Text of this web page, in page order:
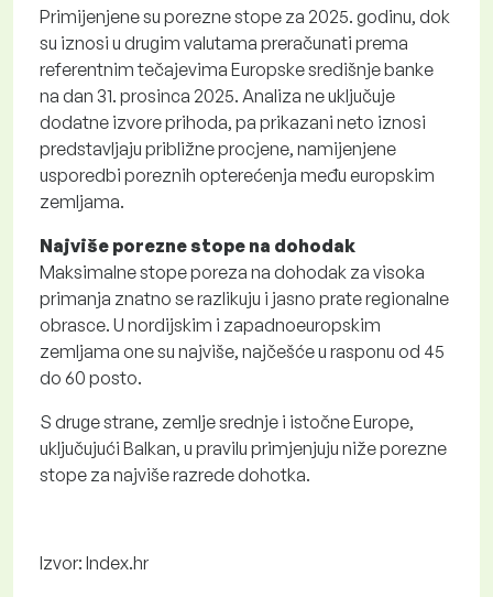
Primijenjene su porezne stope za 2025. godinu, dok
su iznosi u drugim valutama preračunati prema
referentnim tečajevima Europske središnje banke
na dan 31. prosinca 2025. Analiza ne uključuje
dodatne izvore prihoda, pa prikazani neto iznosi
predstavljaju približne procjene, namijenjene
usporedbi poreznih opterećenja među europskim
zemljama.
Najviše porezne stope na dohodak
Maksimalne stope poreza na dohodak za visoka
primanja znatno se razlikuju i jasno prate regionalne
obrasce. U nordijskim i zapadnoeuropskim
zemljama one su najviše, najčešće u rasponu od 45
do 60 posto.
S druge strane, zemlje srednje i istočne Europe,
uključujući Balkan, u pravilu primjenjuju niže porezne
stope za najviše razrede dohotka.
Izvor: Index.hr